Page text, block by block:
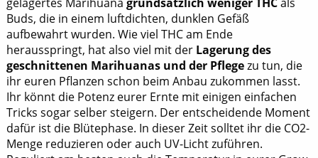
Buds, die in einem luftdichten, dunklen Gefäß
aufbewahrt wurden. Wie viel THC am Ende
herausspringt, hat also viel mit der Lagerung des
geschnittenen Marihuanas und der Pflegezu tun, die
ihr euren Pflanzen schon beim Anbau zukommen lasst.
Ihr könnt die Potenz eurer Ernte mit einigen einfachen
Tricks sogar selber steigern. Der entscheidende Moment
dafür ist die Blütephase. In dieser Zeit solltet ihr die CO2-
Menge reduzieren oder auch UV-Licht zuführen.